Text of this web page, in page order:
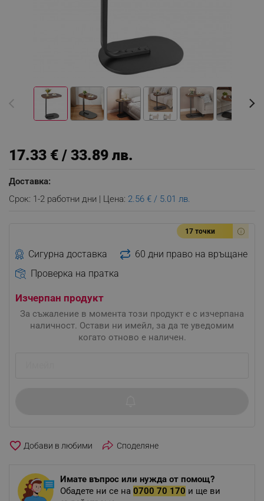
17.33 € / 33.89 лв.
Доставка:
Срок: 1-2 работни дни | Цена: 2.56 € / 5.01 лв.
17 точки
Сигурна доставка
60 дни право на връщане
Проверка на пратка
Изчерпан продукт
За съжаление в момента този продукт е с изчерпана
наличност. Остави ни имейл, за да те уведомим
когато отново е наличен.
favorite_border Споделяне
Имате въпрос или нужда от помощ?
Обадете ни се на 0700 70 170 и ще ви